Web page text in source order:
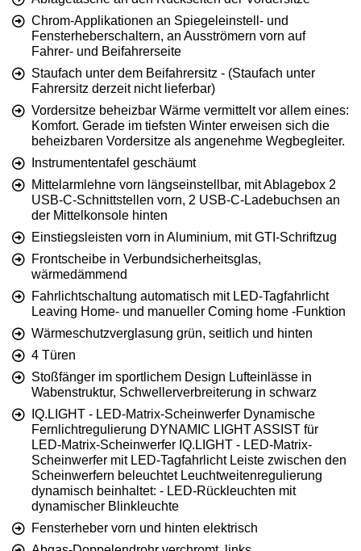
Chrom-Applikationen an Spiegeleinstell- und
Fensterheberschaltern, an Ausströmern vorn auf
Fahrer- und Beifahrerseite
Staufach unter dem Beifahrersitz - (Staufach unter
Fahrersitz derzeit nicht lieferbar)
Vordersitze beheizbar Wärme vermittelt vor allem eines:
Komfort. Gerade im tiefsten Winter erweisen sich die
beheizbaren Vordersitze als angenehme Wegbegleiter.
Instrumententafel geschäumt
Mittelarmlehne vorn längseinstellbar, mit Ablagebox 2
USB-C-Schnittstellen vorn, 2 USB-C-Ladebuchsen an
der Mittelkonsole hinten
Einstiegsleisten vorn in Aluminium, mit GTI-Schriftzug
Frontscheibe in Verbundsicherheitsglas,
wärmedämmend
Fahrlichtschaltung automatisch mit LED-Tagfahrlicht
Leaving Home- und manueller Coming home -Funktion
Wärmeschutzverglasung grün, seitlich und hinten
4 Türen
Stoßfänger im sportlichem Design Lufteinlässe in
Wabenstruktur, Schwellerverbreiterung in schwarz
IQ.LIGHT - LED-Matrix-Scheinwerfer Dynamische
Fernlichtregulierung DYNAMIC LIGHT ASSIST für
LED-Matrix-Scheinwerfer IQ.LIGHT - LED-Matrix-
Scheinwerfer mit LED-Tagfahrlicht Leiste zwischen den
Scheinwerfern beleuchtet Leuchtweitenregulierung
dynamisch beinhaltet: - LED-Rückleuchten mit
dynamischer Blinkleuchte
Fensterheber vorn und hinten elektrisch